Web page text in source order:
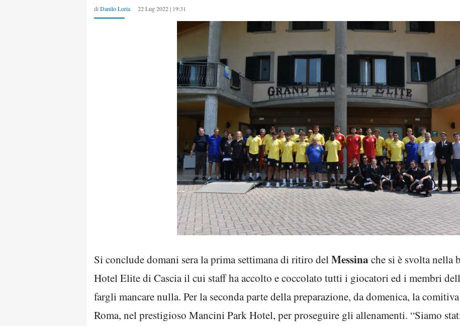
di Danilo Loria 22 Lug 2022 | 19:31
Si conclude domani sera la prima settimana di ritiro delMessina che si è svolta nella
Hotel Elite di Cascia il cui staff ha accolto e coccolato tutti i giocatori ed i membri
fargli mancare nulla. Per la seconda parte della preparazione, da domenica, la
Roma, nel prestigioso Mancini Park Hotel, per proseguire gli allenamenti. “Siamo